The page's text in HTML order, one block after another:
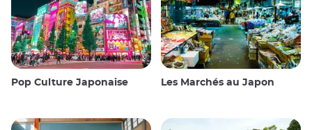
Pop Culture Japonaise Les Marchés au Japon